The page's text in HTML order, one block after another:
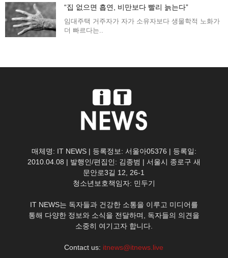
“집 없으면 흡연, 비만보다 빨리 늙는다”
임대주택 거주자가 자가 소유자보다 생물학적 노화가
더 빠르다는..
매체명: IT NEWS | 등록정보: 서울아05376 | 등록일:
2010.04.08 | 발행인/편집인: 김종범 | 서울시 종로구 새
문안로3길 12, 26-1
청소년보호책임자: 민두기
IT NEWS는 독자들과 건강한 소통을 이루고 미디어를
통해 다양한 정보와 소식을 전달하며, 독자들의 의견을
소중히 여기고자 합니다.
Contact us: itnews@itnews.live